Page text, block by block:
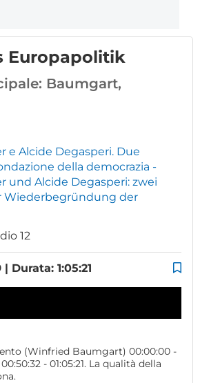
Europapolitik
Baumgart,
e Alcide Degasperi. Due
della democrazia -
und Alcide Degasperi: zwei
Wiederbegründung der
12
Durata: 1:05:21
(Winfried Baumgart) 00:00:00 -
- 01:05:21. La qualità della